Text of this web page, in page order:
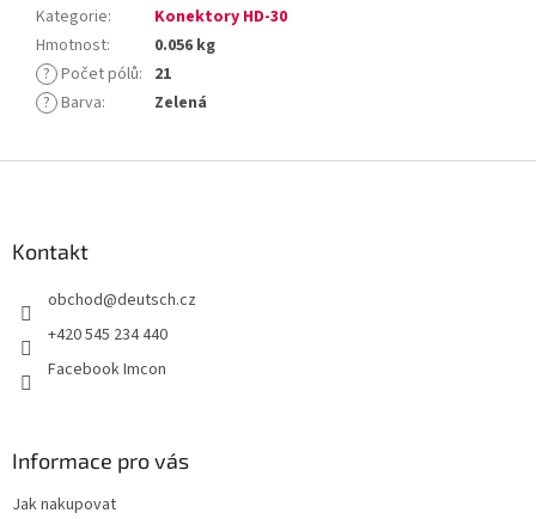
Kategorie:
Konektory HD-30
Hmotnost:
0.056 kg
? Počet pólů: 21
? Barva: Zelená
Kontakt
obchod@deutsch.cz
+420 545 234 440
Facebook Imcon
Informace pro vás
Jak nakupovat